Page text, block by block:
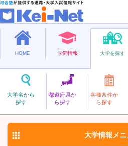
HOME 学問情報 大学を探す
大学名から
探す
都道府県か
ら探す
各種条件か
ら探す
私立
とうようえいわじょがくいん
東洋英和女学院
大学情報 メ